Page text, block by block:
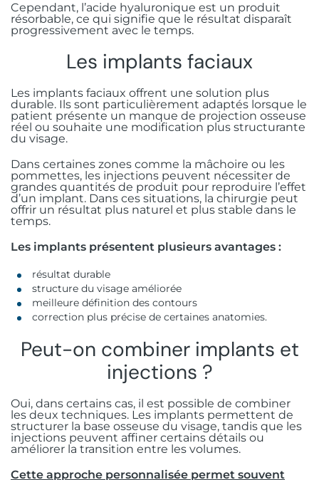
Cependant, l’acide hyaluronique est un produit
résorbable, ce qui signifie que le résultat disparaît
progressivement avec le temps.
Les implants faciaux
Les implants faciaux offrent une solution plus
durable. Ils sont particulièrement adaptés lorsque le
patient présente un manque de projection osseuse
réel ou souhaite une modification plus structurante
du visage.
Dans certaines zones comme la mâchoire ou les
pommettes, les injections peuvent nécessiter de
grandes quantités de produit pour reproduire l’effet
d’un implant. Dans ces situations, la chirurgie peut
offrir un résultat plus naturel et plus stable dans le
temps.
Les implants présentent plusieurs avantages :
résultat durable
structure du visage améliorée
meilleure définition des contours
correction plus précise de certaines anatomies.
Peut-on combiner implants et
injections ?
Oui, dans certains cas, il est possible de combiner
les deux techniques. Les implants permettent de
structurer la base osseuse du visage, tandis que les
injections peuvent affiner certains détails ou
améliorer la transition entre les volumes.
Cette approche personnalisée permet souvent